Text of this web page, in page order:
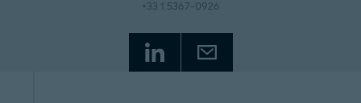
+33 1 5367-0926